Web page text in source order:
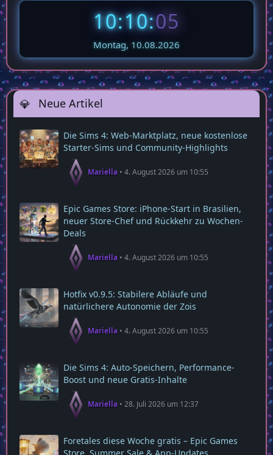
10:10:06
Montag, 10.08.2026
Neue Artikel
Die Sims 4: Web‑Marktplatz, neue kostenlose
Starter‑Sims und Community‑Highlights
Mariella 4. August 2026 um 10:55
Epic Games Store: iPhone-Start in Brasilien,
neuer Store-Chef und Rückkehr zu Wochen-
Deals
Mariella 4. August 2026 um 10:55
Hotfix v0.9.5: Stabilere Abläufe und
natürlichere Autonomie der Zois
Mariella 4. August 2026 um 10:55
Die Sims 4: Auto-Speichern, Performance-
Boost und neue Gratis-Inhalte
Mariella 28. Juli 2026 um 12:37
Foretales diese Woche gratis – Epic Games